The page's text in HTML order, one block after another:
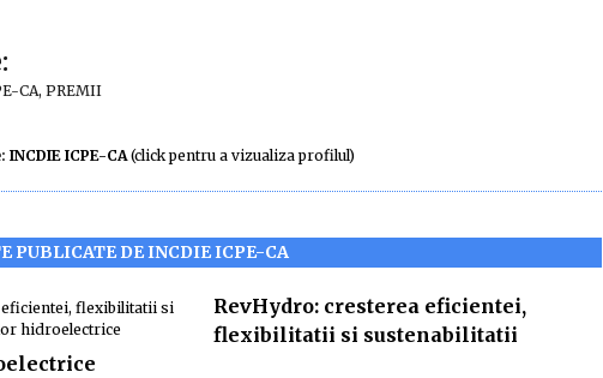
CA, PREMII
INCDIE ICPE-CA(click pentru a vizualiza profilul)
PUBLICATE DE INCDIE ICPE-CA
RevHydro: cresterea eficientei,
flexibilitatii si sustenabilitatii